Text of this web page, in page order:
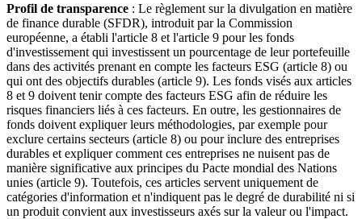
Profil de transparence : Le règlement sur la divulgation en matière
de finance durable (SFDR), introduit par la Commission
européenne, a établi l'article 8 et l'article 9 pour les fonds
d'investissement qui investissent un pourcentage de leur portefeuille
dans des activités prenant en compte les facteurs ESG (article 8) ou
qui ont des objectifs durables (article 9). Les fonds visés aux articles
8 et 9 doivent tenir compte des facteurs ESG afin de réduire les
risques financiers liés à ces facteurs. En outre, les gestionnaires de
fonds doivent expliquer leurs méthodologies, par exemple pour
exclure certains secteurs (article 8) ou pour inclure des entreprises
durables et expliquer comment ces entreprises ne nuisent pas de
manière significative aux principes du Pacte mondial des Nations
unies (article 9). Toutefois, ces articles servent uniquement de
catégories d'information et n'indiquent pas le degré de durabilité ni si
un produit convient aux investisseurs axés sur la valeur ou l'impact.